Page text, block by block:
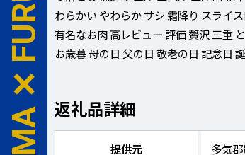
わらかい やわらか サシ 霜降り スライ
有名なお肉 高レビュー 評価 贅沢 三重
お歳暮 母の日 父の日 敬老の日 記念日
返礼品詳細
提供元 多気